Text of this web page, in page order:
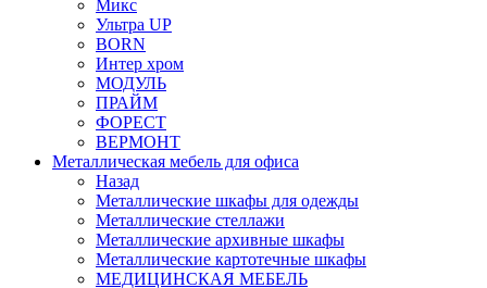
Микс
Ультра UP
BORN
Интер хром
МОДУЛЬ
ПРАЙМ
ФОРЕСТ
ВЕРМОНТ
Металлическая мебель для офиса
Назад
Металлические шкафы для одежды
Металлические стеллажи
Металлические архивные шкафы
Металлические картотечные шкафы
МЕДИЦИНСКАЯ МЕБЕЛЬ